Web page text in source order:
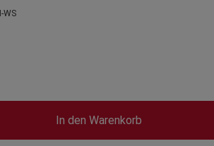
WS
In den Warenkorb